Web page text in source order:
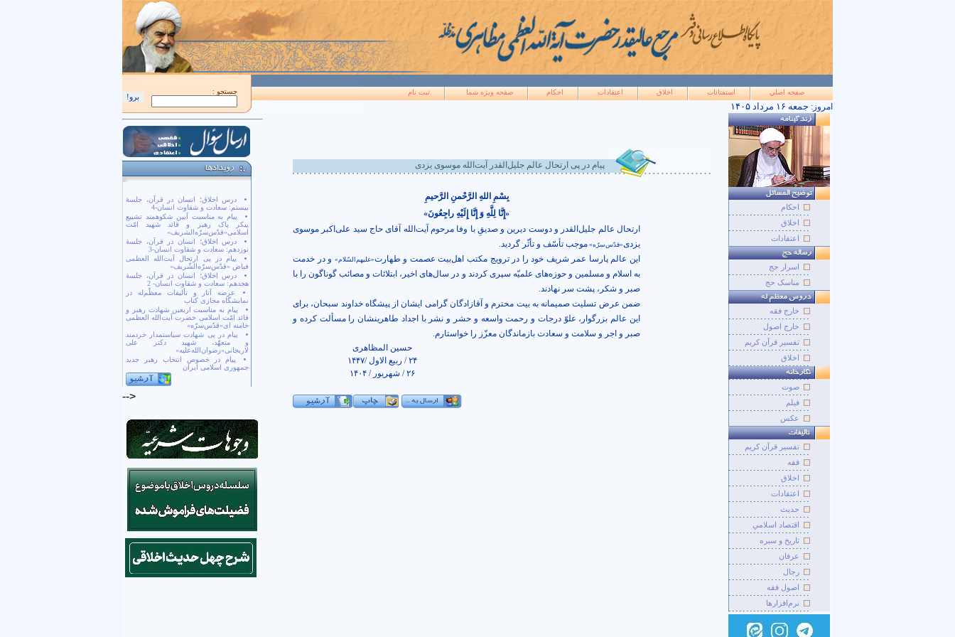
جستجو : صفحه اصلي استفتائات اخلاق اعتقادات احکام صفحه ويژه شما ثبت نام
امروز: ۱۴۰۵ جمعه ۱۶ مرداد
درس اخلاق؛ انسان در قرآن، جلسۀ
بیستم: سعادت و شقاوت انسان-4
پیام به مناسبت آیین شکوهمند تشییع
پیکر پاک رهبر و قائد شهید امّت
اسلامی«قدّس‌سرّه‌الشریف»
درس اخلاق؛ انسان در قرآن، جلسۀ
نوزدهم: سعادت و شقاوت انسان-3
پیام در پی ارتحال آیت‌الله العظمی
فیاض «قدّس‌سرّه‌الشّریف»
درس اخلاق؛ انسان در قرآن، جلسۀ
هجدهم: سعادت و شقاوت انسان- 2
عرضه آثار و تألیفات معظّم‌له در
نمایشگاه مجازی کتاب
پیام به مناسبت اربعین شهادت رهبر و
قائد امّت اسلامی حضرت آیت‌الله العظمی
خامنه ای«قدّس‌سرّه»
پیام در پی شهادت سیاستمدار خردمند
و متعهّد، شهید دکتر علی
لاریجانی«رضوان‌الله‌علیه»
پیام در خصوص انتخاب رهبر جدید
جمهوری اسلامی ایران
-->
پیام در پی ارتحال عالم جلیل‌القدر آیت‌الله موسوی یزدی
بِسْمِ اللهِ الرَّحْمنِ الرَّحيمِ
«إِنَّا لِلَّهِ وَ إِنَّا إِلَيْهِ راجِعُونَ»
ارتحال عالم جلیل‌القدر و دوست دیرین و صدیقِ با وفا مرحوم آیت‌الله آقای حاج سید علی‌اکبر موسوی
یزدی«قدّس‌سرّه» موجب تأسّف و تأثّر گردید.
این عالم پارسا عمر شریف خود را در ترویج مکتب اهل‌بیت عصمت و طهارت«علیهم‌السّلام» و در خدمت
به اسلام و مسلمین و حوزه‌های علمیّه سپری کردند و در سال‌های اخیر، ابتلائات و مصائب گوناگون را با
صبر و شکر، پشت سر نهادند.
ضمن عرض تسلیت صمیمانه به بیت محترم و آقازادگان گرامی ایشان از پیشگاه خداوند سبحان، برای
این عالم بزرگوار، علوّ درجات و رحمت واسعه و حشر و نشر با اجداد طاهرینشان را مسألت کرده و
صبر و اجر و سلامت و سعادت بازماندگان معزّز را خواستارم.
حسین المظاهری
۲۴ / ربیع الاول /۱۴۴۷
۲۶ / شهریور / ۱۴۰۴
احکام
اخلاق
اعتقادات
اسرار حج
مناسک حج
خارج فقه
خارج اصول
تفسیر قرآن کریم
اخلاق
صوت
فيلم
عکس
تفسير قرآن کريم
فقه
اخلاق
اعتقادات
حديث
اقتصاد اسلامي
تاريخ و سيره
عرفان
رجال
اصول فقه
نرم‌افزارها